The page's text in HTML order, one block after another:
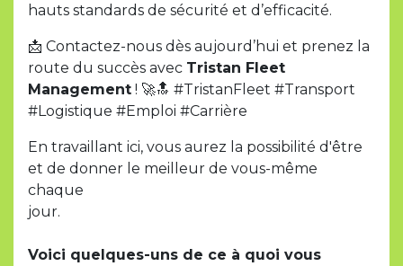
hauts standards de sécurité et d’efficacité.
📩 Contactez-nous dès aujourd’hui et prenez la
route du succès avec Tristan Fleet
Management ! 🚀🔝 #TristanFleet #Transport
#Logistique #Emploi #Carrière
En travaillant ici, vous aurez la possibilité d'être
et de donner le meilleur de vous-même
chaque
jour.
Voici quelques-uns de ce à quoi vous